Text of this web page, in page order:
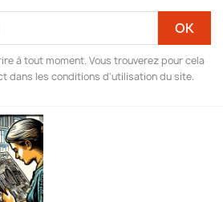
à tout moment. Vous trouverez pour cela
dans les conditions d'utilisation du site.